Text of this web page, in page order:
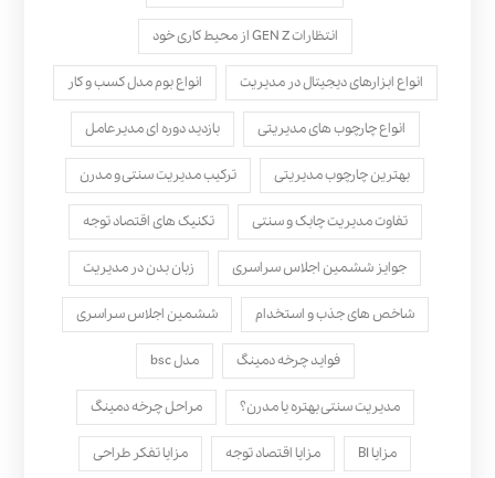
انتظارات GEN Z از محیط کاری خود
انواع ابزارهای دیجیتال در مدیریت انواع بوم مدل کسب‌ و کار
انواع چارچوب های مدیریتی بازدید دوره ای مدیرعامل
بهترین چارچوب مدیریتی ترکیب مدیریت سنتی و مدرن
تفاوت مدیریت چابک و سنتی تکنیک های اقتصاد توجه
جوایز ششمین اجلاس سراسری زبان بدن در مدیریت
شاخص های جذب و استخدام ششمین اجلاس سراسری
فواید چرخه دمینگ مدل bsc
مدیریت سنتی بهتره یا مدرن؟ مراحل چرخه دمینگ
مزایا BI مزایا اقتصاد توجه مزایا تفکر طراحی